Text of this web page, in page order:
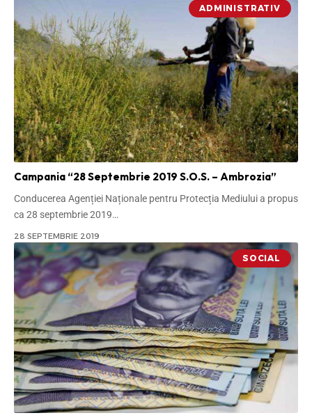
ADMINISTRATIV
Campania “28 Septembrie 2019 S.O.S. – Ambrozia”
Conducerea Agenției Naționale pentru Protecția Mediului a propus
ca 28 septembrie 2019…
28 SEPTEMBRIE 2019
SOCIAL